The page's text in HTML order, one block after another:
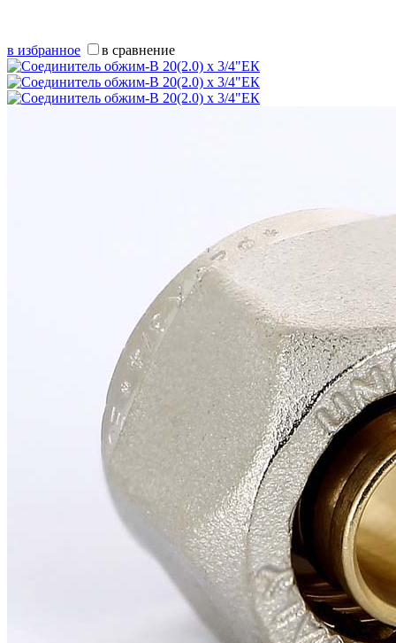
в избранное в сравнение